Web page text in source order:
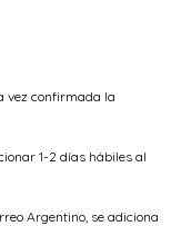
vez confirmada la
1-2 días hábiles al
Argentino, se adiciona